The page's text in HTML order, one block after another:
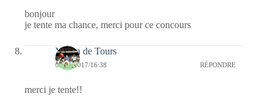
bonjour
je tente ma chance, merci pour ce concours
Yoann de Tours
09/03/2017/16:38 RÉPONDRE
merci je tente!!